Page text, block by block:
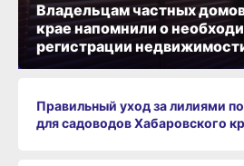
Владельцам частных
крае напомнили о
регистрации
Правильный уход за лилиями
для садоводов Хабаровского